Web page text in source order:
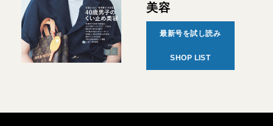
美容
最新号を試し読み
SHOP LIST